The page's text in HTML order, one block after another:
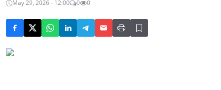
May 29, 2026 - 12:00
0 0